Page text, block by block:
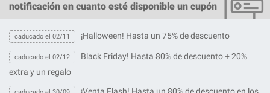
notificación en cuanto esté disponible un cupón
caducado el 02/11 ¡Halloween! Hasta un 75% de descuento
caducado el 02/12
Black Friday! Hasta 80% de descuento + 20%
extra y un regalo